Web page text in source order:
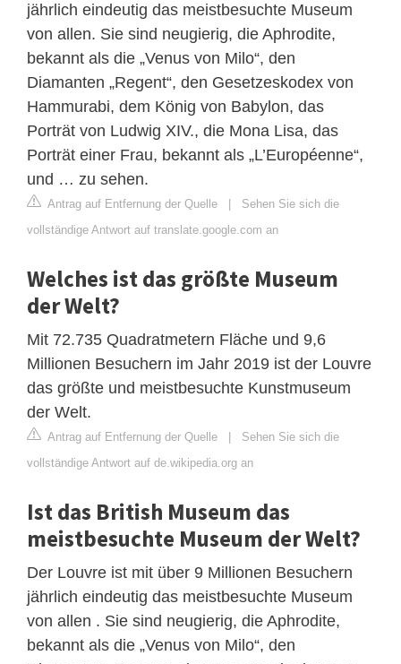
jährlich eindeutig das meistbesuchte Museum
von allen. Sie sind neugierig, die Aphrodite,
bekannt als die „Venus von Milo“, den
Diamanten „Regent“, den Gesetzeskodex von
Hammurabi, dem König von Babylon, das
Porträt von Ludwig XIV., die Mona Lisa, das
Porträt einer Frau, bekannt als „L’Européenne“,
und … zu sehen.
Antrag auf Entfernung der Quelle | Sehen Sie sich die
vollständige Antwort auf translate.google.com an
Welches ist das größte Museum
der Welt?
Mit 72.735 Quadratmetern Fläche und 9,6
Millionen Besuchern im Jahr 2019 ist der Louvre
das größte und meistbesuchte Kunstmuseum
der Welt.
Antrag auf Entfernung der Quelle | Sehen Sie sich die
vollständige Antwort auf de.wikipedia.org an
Ist das British Museum das
meistbesuchte Museum der Welt?
Der Louvre ist mit über 9 Millionen Besuchern
jährlich eindeutig das meistbesuchte Museum
von allen . Sie sind neugierig, die Aphrodite,
bekannt als die „Venus von Milo“, den